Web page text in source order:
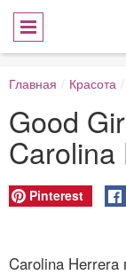
Главная / Красота /
Good
Pinterest
Carolina Herrera